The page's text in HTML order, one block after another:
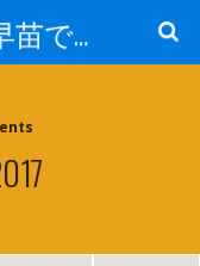
こんにちは！加藤早苗です。